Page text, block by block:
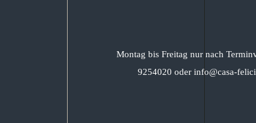
Montag bis Freitag nur nach
9254020 oder info@casa-